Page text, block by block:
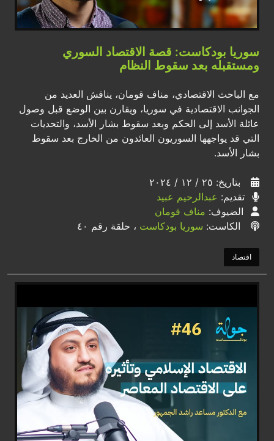
سوريا بودكاست: قصة الاقتصاد السوري
ومستقبله بعد سقوط النظام
مع الباحث الاقتصادي، مناف قومان، يناقش العديد من
الجوانب الاقتصادية في سوريا، ويقارن بين الوضع قبل وصول
عائلة الأسد إلى الحكم وبعد سقوط بشار الأسد، والتحديات
التي قد يواجهها السوريون العائدون من الخارج بعد سقوط
بشار الأسد.
بتاريخ: ٢٥ / ١٢ / ٢٠٢٤
تقديم: عبدالرحيم عبيد
الضيوف: مناف قومان
الكاست: سوريا بودكاست ، حلقة رقم ٤٠
اقتصاد